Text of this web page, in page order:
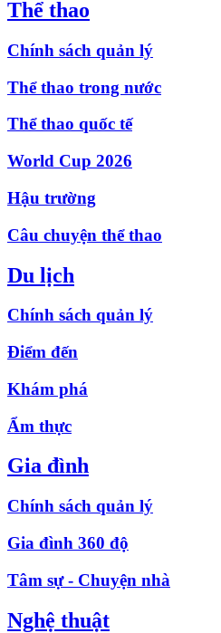
Thể thao
Chính sách quản lý
Thể thao trong nước
Thể thao quốc tế
World Cup 2026
Hậu trường
Câu chuyện thể thao
Du lịch
Chính sách quản lý
Điểm đến
Khám phá
Ẩm thực
Gia đình
Chính sách quản lý
Gia đình 360 độ
Tâm sự - Chuyện nhà
Nghệ thuật